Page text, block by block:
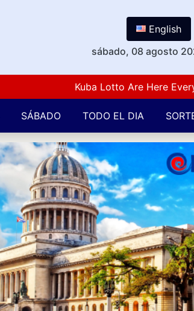
English
sábado, 08 agosto
Kuba Lotto Are Here Every
SÁBADO TODO EL DIA